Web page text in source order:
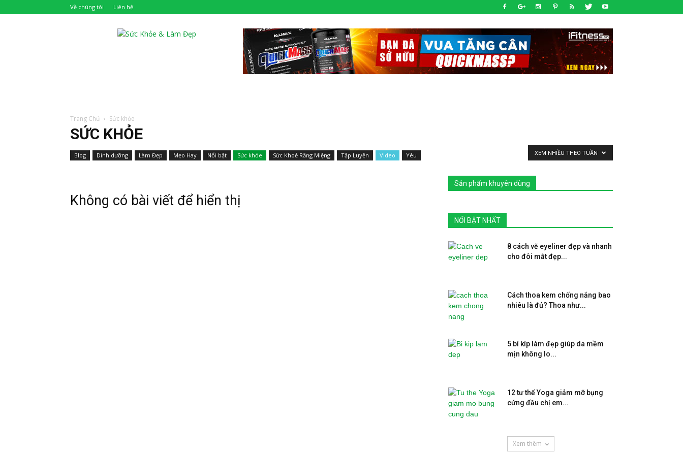
Về chúng tôi Liên hệ
Trang Chủ Sức khỏe
SỨC KHỎE
Blog Dinh dưỡng Làm Đẹp Mẹo Hay Nổi bật Sức khỏe Sức Khoẻ Răng Miệng Tập Luyện Video Yêu XEM NHIỀU THEO TUẦN
Không có bài viết để hiển thị
Sản phẩm khuyên dùng
NỔI BẬT NHẤT
8 cách vẽ eyeliner đẹp và nhanh
cho đôi mắt đẹp...
Cách thoa kem chống nắng bao
nhiêu là đủ? Thoa như...
5 bí kíp làm đẹp giúp da mềm
mịn không lo...
12 tư thế Yoga giảm mỡ bụng
cứng đầu chị em...
Xem thêm